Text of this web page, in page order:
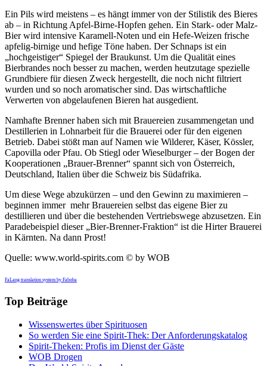
Ein Pils wird meistens – es hängt immer von der Stilistik des Bieres
ab – in Richtung Apfel-Birne-Hopfen gehen. Ein Stark- oder Malz-
Bier wird intensive Karamell-Noten und ein Hefe-Weizen frische
apfelig-birnige und hefige Töne haben. Der Schnaps ist ein
„hochgeistiger“ Spiegel der Braukunst. Um die Qualität eines
Bierbrandes noch besser zu machen, werden heutzutage spezielle
Grundbiere für diesen Zweck hergestellt, die noch nicht filtriert
wurden und so noch aromatischer sind. Das wirtschaftliche
Verwerten von abgelaufenen Bieren hat ausgedient.
Namhafte Brenner haben sich mit Brauereien zusammengetan und
Destillerien in Lohnarbeit für die Brauerei oder für den eigenen
Betrieb. Dabei stößt man auf Namen wie Wilderer, Käser, Kössler,
Capovilla oder Pfau. Ob Stiegl oder Wieselburger – der Bogen der
Kooperationen „Brauer-Brenner“ spannt sich von Österreich,
Deutschland, Italien über die Schweiz bis Südafrika.
Um diese Wege abzukürzen – und den Gewinn zu maximieren –
beginnen immer mehr Brauereien selbst das eigene Bier zu
destillieren und über die bestehenden Vertriebswege abzusetzen. Ein
Paradebeispiel dieser „Bier-Brenner-Fraktion“ ist die Hirter Brauerei
in Kärnten. Na dann Prost!
Quelle: www.world-spirits.com © by WOB
FaLang translation system by Faboba
Top Beiträge
Wissenswertes über Spirituosen
So werden Sie eine Spirit-Thek: Der Anforderungskatalog
Spirit-Theken: Profis im Dienst der Gäste
WOB Drogen